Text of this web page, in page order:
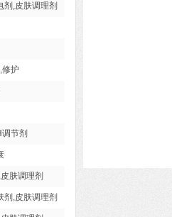
剂,皮肤调理剂
修护
节剂
肤调理剂
剂,皮肤调理剂